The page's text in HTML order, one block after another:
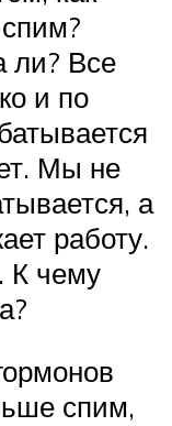
ли? Все
и по
Мы не
а
работу.
К чему
спим,